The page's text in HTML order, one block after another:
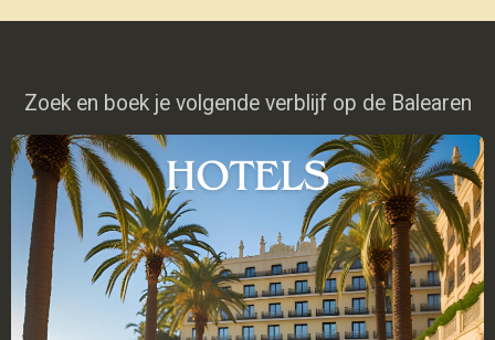
Zoek en boek je volgende verblijf op de Balearen